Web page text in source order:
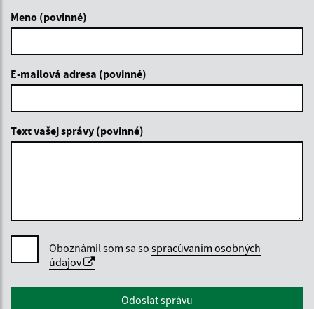
Meno (povinné)
E-mailová adresa (povinné)
Text vašej správy (povinné)
Oboznámil som sa so spracúvaním osobných
údajov
Google reCaptcha ResponseOdoslať správu